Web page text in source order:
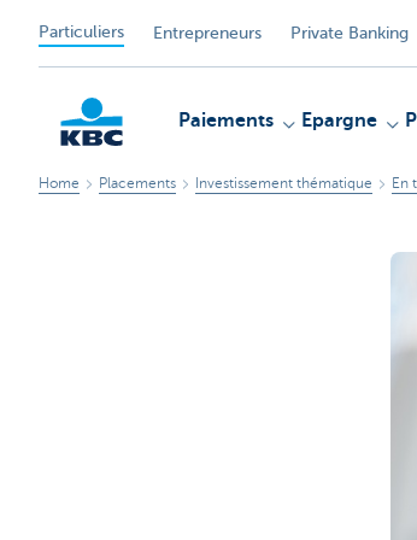
Particuliers Entrepreneurs Private Banking
Paiements Epargne
Home Placements Investissement thématique En